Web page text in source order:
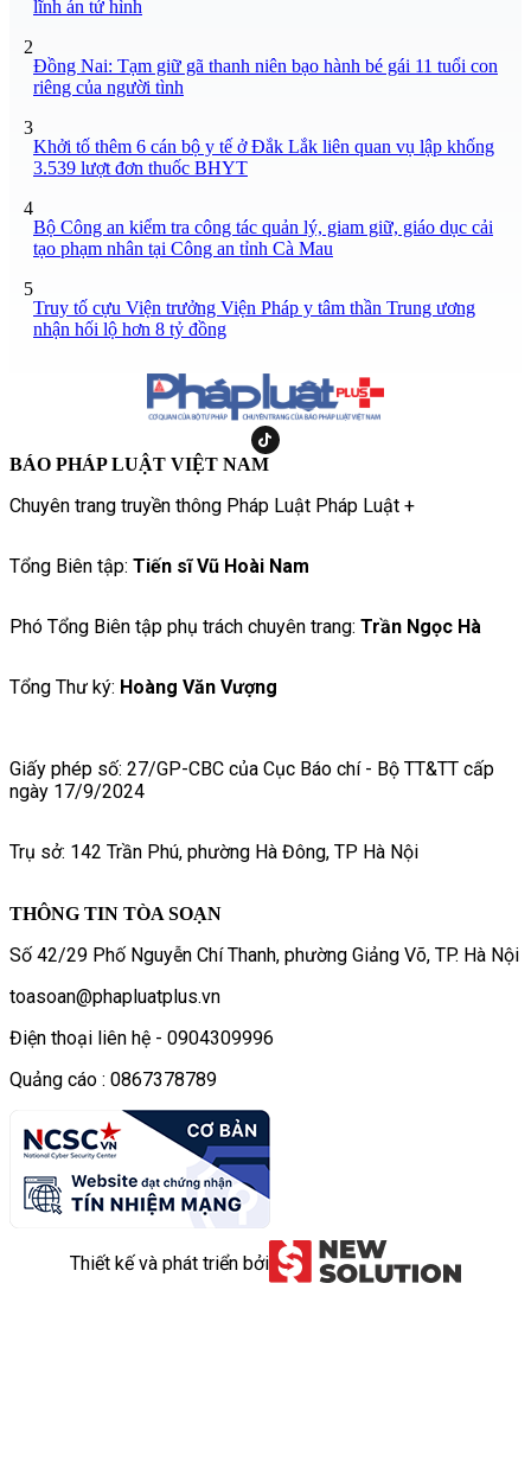
lĩnh án tử hình
2
Đồng Nai: Tạm giữ gã thanh niên bạo hành bé gái 11 tuổi con
riêng của người tình
3
Khởi tố thêm 6 cán bộ y tế ở Đắk Lắk liên quan vụ lập khống
3.539 lượt đơn thuốc BHYT
4
Bộ Công an kiểm tra công tác quản lý, giam giữ, giáo dục cải
tạo phạm nhân tại Công an tỉnh Cà Mau
5
Truy tố cựu Viện trưởng Viện Pháp y tâm thần Trung ương
nhận hối lộ hơn 8 tỷ đồng
BÁO PHÁP LUẬT VIỆT NAM
Chuyên trang truyền thông Pháp Luật Pháp Luật +
Tổng Biên tập: Tiến sĩ Vũ Hoài Nam
Phó Tổng Biên tập phụ trách chuyên trang: Trần Ngọc Hà
Tổng Thư ký: Hoàng Văn Vượng
Giấy phép số: 27/GP-CBC của Cục Báo chí - Bộ TT&TT cấp
ngày 17/9/2024
Trụ sở: 142 Trần Phú, phường Hà Đông, TP Hà Nội
THÔNG TIN TÒA SOẠN
Số 42/29 Phố Nguyễn Chí Thanh, phường Giảng Võ, TP. Hà Nội
toasoan@phapluatplus.vn
Điện thoại liên hệ - 0904309996
Quảng cáo : 0867378789
Thiết kế và phát triển bởi